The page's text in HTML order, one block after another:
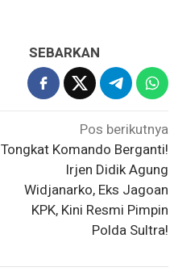
SEBARKAN
Pos berikutnya
Tongkat Komando Berganti!
Irjen Didik Agung
Widjanarko, Eks Jagoan
KPK, Kini Resmi Pimpin
Polda Sultra!